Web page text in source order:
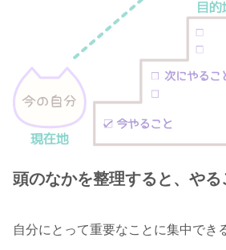
頭のなかを整理すると、やる
自分にとって重要なことに集中でき